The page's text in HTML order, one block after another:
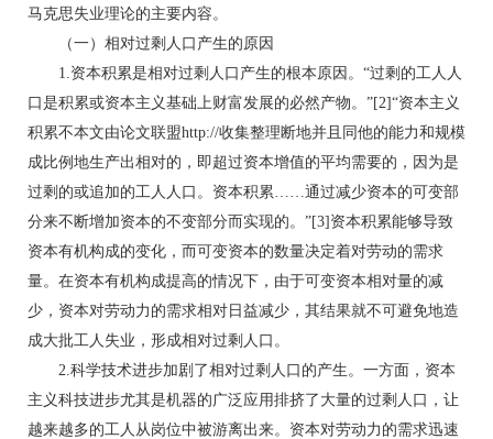
马克思失业理论的主要内容。
（一）相对过剩人口产生的原因
1.资本积累是相对过剩人口产生的根本原因。“过剩的工人人
口是积累或资本主义基础上财富发展的必然产物。”[2]“资本主义
积累不本文由论文联盟http://收集整理断地并且同他的能力和规模
成比例地生产出相对的，即超过资本增值的平均需要的，因为是
过剩的或追加的工人人口。资本积累……通过减少资本的可变部
分来不断增加资本的不变部分而实现的。”[3]资本积累能够导致
资本有机构成的变化，而可变资本的数量决定着对劳动的需求
量。在资本有机构成提高的情况下，由于可变资本相对量的减
少，资本对劳动力的需求相对日益减少，其结果就不可避免地造
成大批工人失业，形成相对过剩人口。
2.科学技术进步加剧了相对过剩人口的产生。一方面，资本
主义科技进步尤其是机器的广泛应用排挤了大量的过剩人口，让
越来越多的工人从岗位中被游离出来。资本对劳动力的需求迅速